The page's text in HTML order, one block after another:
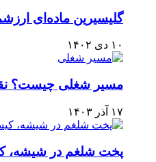
گلیسیرین ماده‌ای
۱۰ دی ۱۴۰۲
مسیر شغلی چیست؟
۱۷ آذر ۱۴۰۳
پخت شلغم در شیشه،